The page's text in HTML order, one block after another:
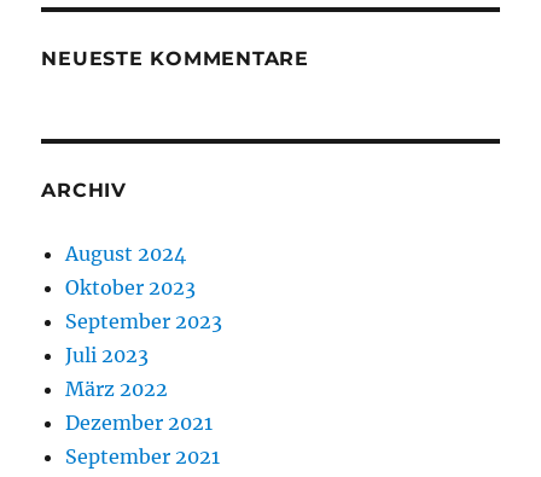
NEUESTE KOMMENTARE
ARCHIV
August 2024
Oktober 2023
September 2023
Juli 2023
März 2022
Dezember 2021
September 2021